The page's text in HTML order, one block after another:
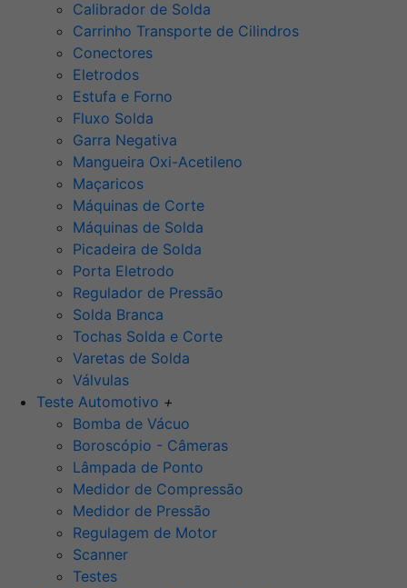
Calibrador de Solda
Carrinho Transporte de Cilindros
Conectores
Eletrodos
Estufa e Forno
Fluxo Solda
Garra Negativa
Mangueira Oxi-Acetileno
Maçaricos
Máquinas de Corte
Máquinas de Solda
Picadeira de Solda
Porta Eletrodo
Regulador de Pressão
Solda Branca
Tochas Solda e Corte
Varetas de Solda
Válvulas
Teste Automotivo +
Bomba de Vácuo
Boroscópio - Câmeras
Lâmpada de Ponto
Medidor de Compressão
Medidor de Pressão
Regulagem de Motor
Scanner
Testes